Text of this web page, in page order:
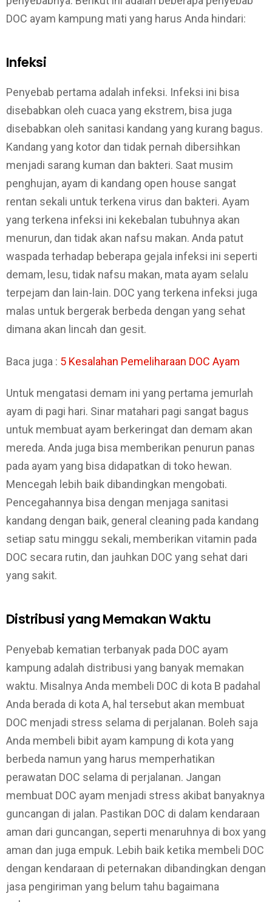
DOC ayam kampung mati yang harus Anda hindari:
Infeksi
Penyebab pertama adalah infeksi. Infeksi ini bisa
disebabkan oleh cuaca yang ekstrem, bisa juga
disebabkan oleh sanitasi kandang yang kurang bagus.
Kandang yang kotor dan tidak pernah dibersihkan
menjadi sarang kuman dan bakteri. Saat musim
penghujan, ayam di kandang open house sangat
rentan sekali untuk terkena virus dan bakteri. Ayam
yang terkena infeksi ini kekebalan tubuhnya akan
menurun, dan tidak akan nafsu makan. Anda patut
waspada terhadap beberapa gejala infeksi ini seperti
demam, lesu, tidak nafsu makan, mata ayam selalu
terpejam dan lain-lain. DOC yang terkena infeksi juga
malas untuk bergerak berbeda dengan yang sehat
dimana akan lincah dan gesit.
Baca juga : 5 Kesalahan Pemeliharaan DOC Ayam
Untuk mengatasi demam ini yang pertama jemurlah
ayam di pagi hari. Sinar matahari pagi sangat bagus
untuk membuat ayam berkeringat dan demam akan
mereda. Anda juga bisa memberikan penurun panas
pada ayam yang bisa didapatkan di toko hewan.
Mencegah lebih baik dibandingkan mengobati.
Pencegahannya bisa dengan menjaga sanitasi
kandang dengan baik, general cleaning pada kandang
setiap satu minggu sekali, memberikan vitamin pada
DOC secara rutin, dan jauhkan DOC yang sehat dari
yang sakit.
Distribusi yang Memakan Waktu
Penyebab kematian terbanyak pada DOC ayam
kampung adalah distribusi yang banyak memakan
waktu. Misalnya Anda membeli DOC di kota B padahal
Anda berada di kota A, hal tersebut akan membuat
DOC menjadi stress selama di perjalanan. Boleh saja
Anda membeli bibit ayam kampung di kota yang
berbeda namun yang harus memperhatikan
perawatan DOC selama di perjalanan. Jangan
membuat DOC ayam menjadi stress akibat banyaknya
guncangan di jalan. Pastikan DOC di dalam kendaraan
aman dari guncangan, seperti menaruhnya di box yang
aman dan juga empuk. Lebih baik ketika membeli DOC
dengan kendaraan di peternakan dibandingkan dengan
jasa pengiriman yang belum tahu bagaimana